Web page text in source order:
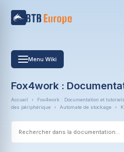
Menu Wiki
Fox4work :
Accueil › Fox4work : Documentation et tutoriels
des périphérique
› Automate de stockage ›